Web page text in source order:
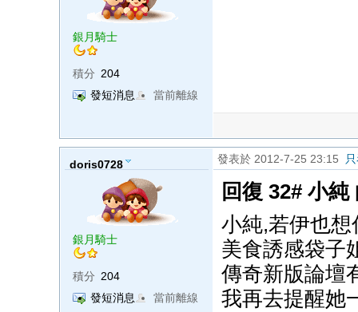
銀月騎士
積分 204
發短消息
當前離線
doris0728
銀月騎士
積分 204
發短消息
當前離線
發表於 2012-7-25 23:15
回復 32# 小純
小純,若伊也
美食誘感袋子
傳奇新版論壇
我再去提醒她